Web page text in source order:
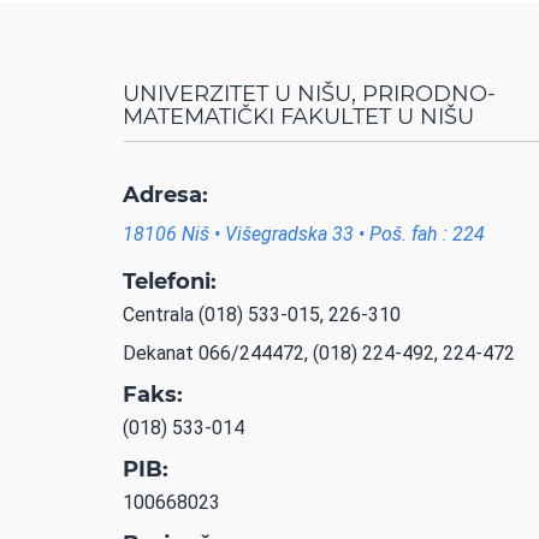
UNIVERZITET U NIŠU, PRIRODNO-
MATEMATIČKI FAKULTET U NIŠU
Adresa:
18106 Niš • Višegradska 33 • Poš. fah : 224
Telefoni:
Centrala (018) 533-015, 226-310
Dekanat 066/244472, (018) 224-492, 224-472
Faks:
(018) 533-014
PIB:
100668023